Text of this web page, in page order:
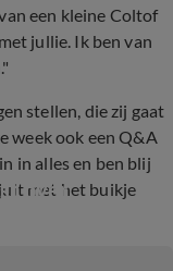
een kleine Coltof
jullie. Ik ben van
stellen, die zij gaat
week ook een Q&A
in alles en ben blij
met het buikje
over